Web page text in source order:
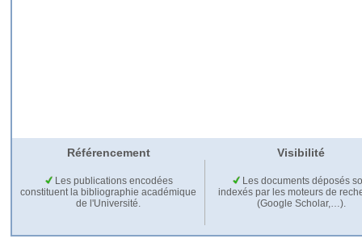
Référencement Visibilité
Les publications encodées
constituent la bibliographie académique
de l'Université.
Les documents déposés
indexés par les moteurs de
(Google Scholar,…).